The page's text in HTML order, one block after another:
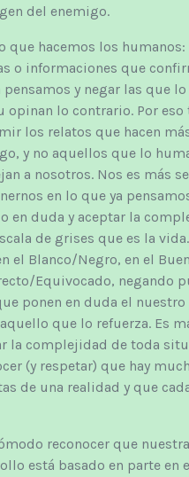
del enemigo.
que hacemos los
o informaciones que
pensamos y negar las que
opinan lo contrario. Por eso
los relatos que hacen
y no aquellos que lo
a nosotros. Nos es más
en lo que ya
en duda y aceptar la
de grises que es la
el Blanco/Negro, en el
Equivocado, negando
ponen en duda el
que lo refuerza. Es
la complejidad de toda
(y respetar) que hay
de una realidad y que
reconocer que
está basado en parte en